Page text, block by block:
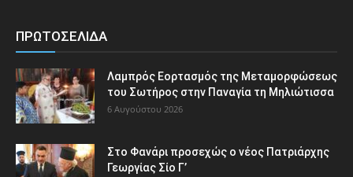
ΠΡΩΤΟΣΕΛΙΔΑ
Λαμπρός Εορτασμός της Μεταμορφώσεως
του Σωτήρος στην Παναγία τη Μηλιώτισσα
6 Αυγούστου 2026
Στο Φανάρι προσεχώς ο νέος Πατριάρχης
Γεωργίας Σίο Γ’